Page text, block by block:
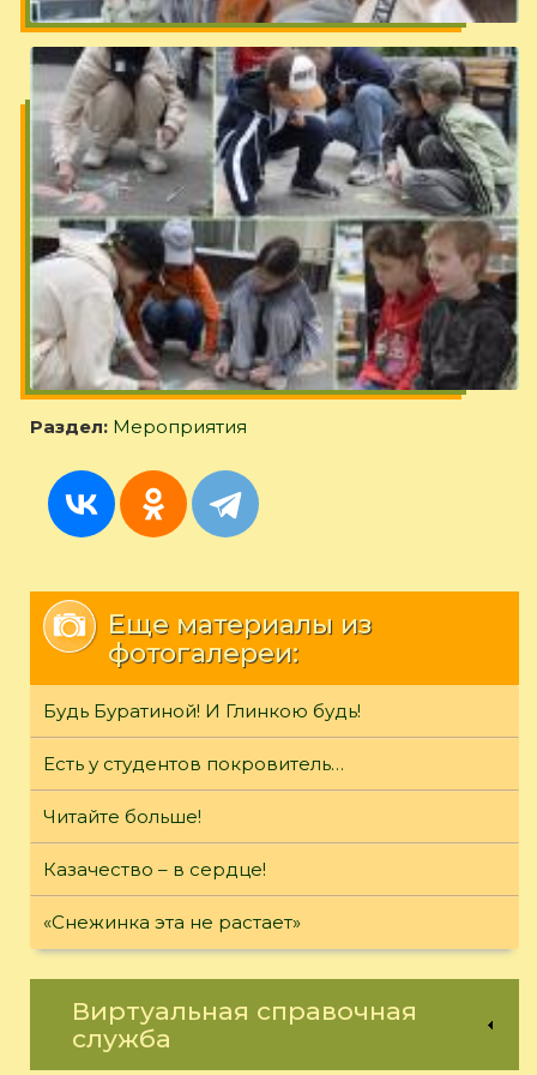
Раздел: Мероприятия
Еще материалы из
фотогалереи:
Будь Буратиной! И Глинкою будь!
Есть у студентов покровитель…
Читайте больше!
Казачество – в сердце!
«Снежинка эта не растает»
Виртуальная справочная
служба